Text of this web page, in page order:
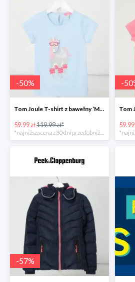
-50%
Tom Joule T-shirt z bawełny ‘Maggie’ Bleu -50%
59.99 zł119.99 zł*
-50
59.99
-57%